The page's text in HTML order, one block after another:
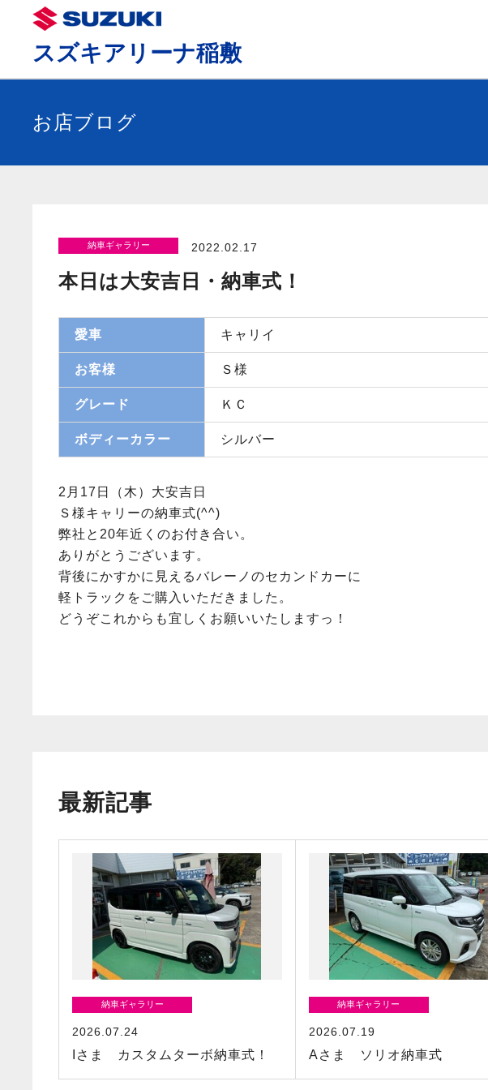
スズキアリーナ稲敷
お店ブログ
納車ギャラリー 2022.02.17
本日は大安吉日・納車式！
愛車 キャリイ
お客様 Ｓ様
グレード ＫＣ
ボディーカラー シルバー
2月17日（木）大安吉日
Ｓ様キャリーの納車式(^^)
弊社と20年近くのお付き合い。
ありがとうございます。
背後にかすかに見えるバレーノのセカンドカーに
軽トラックをご購入いただきました。
どうぞこれからも宜しくお願いいたしますっ！
最新記事
納車ギャラリー
2026.07.24
Iさま カスタムターボ納車式！
納車ギャラリー
2026.07.19
Aさま ソリオ納車式